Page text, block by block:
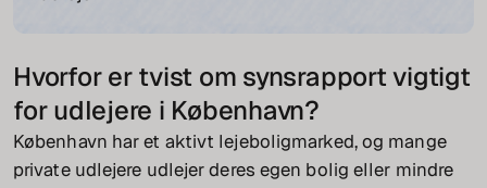
Hvorfor er tvist om synsrapport vigtigt
for udlejere i København?
København har et aktivt lejeboligmarked, og mange
private udlejere udlejer deres egen bolig eller mindre